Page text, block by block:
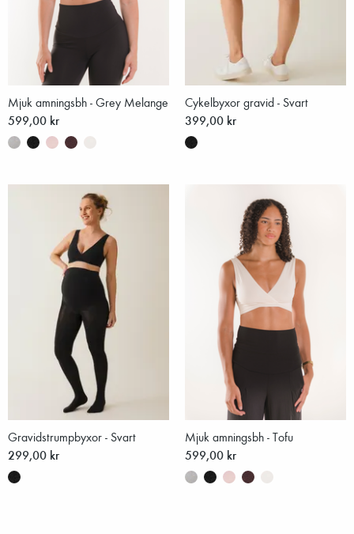
Mjuk amningsbh - Grey Melange
599,00 kr
Cykelbyxor gravid - Svart
399,00 kr
Gravidstrumpbyxor - Svart
299,00 kr
Mjuk amningsbh - Tofu
599,00 kr